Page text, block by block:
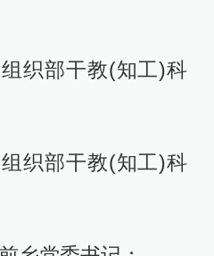
织部干教(知工)科
织部干教(知工)科